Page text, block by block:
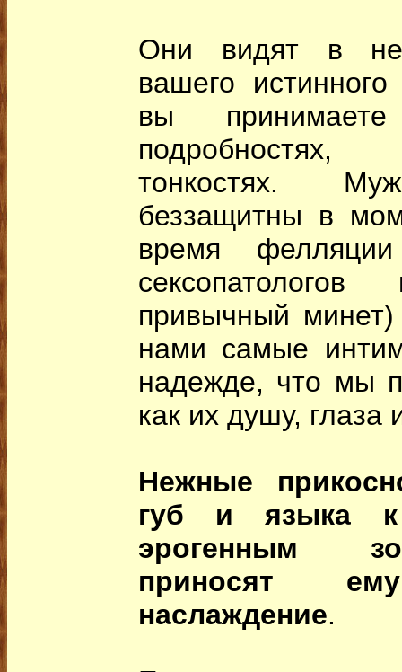
Они видят в
вашего
вы
тонкостях.
беззащитны в
время
привычный
нами самые
надежде, что мы
как их душу, глаза
Нежные
губ и языка
эрогенным
приносят
наслаждение.